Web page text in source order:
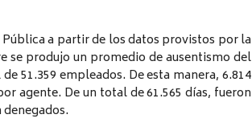
a partir de los datos provistos por la
se produjo un promedio de ausentismo del
51.359 empleados. De esta manera, 6.814
agente. De un total de 61.565 días, fueron